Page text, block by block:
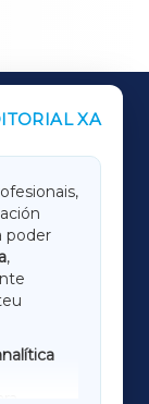
XA
poder
,